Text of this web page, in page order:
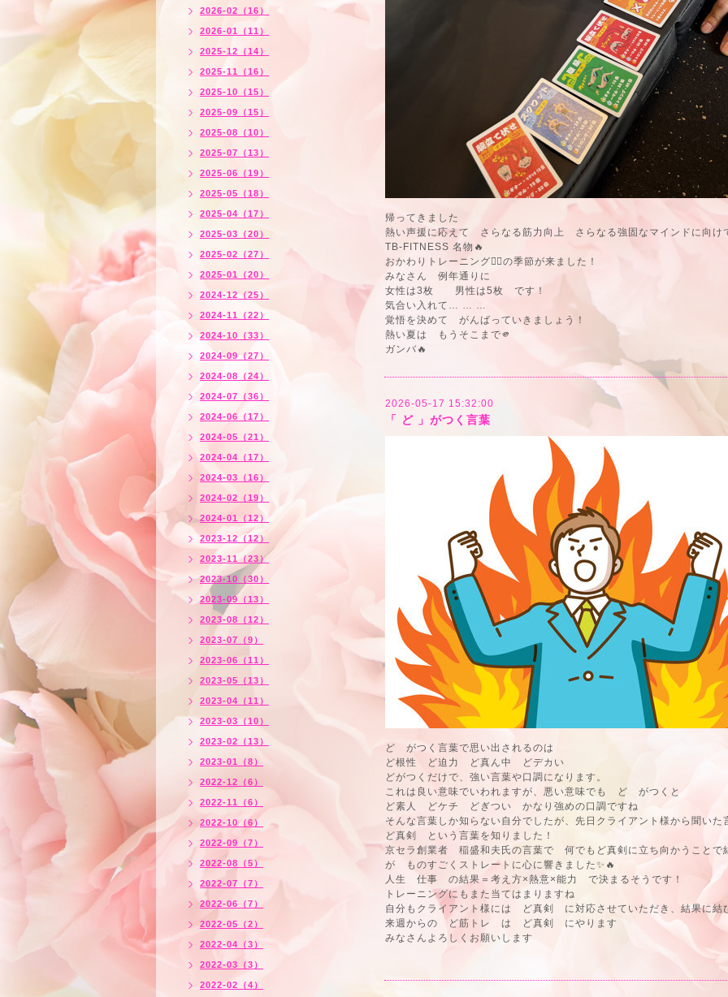
帰ってきました
熱い声援に応えて さらなる筋力向上 さらなる強固なマインドに向け
TB-FITNESS 名物🔥
おかわりトレーニング🏋️‍♀️の季節が来ました！
みなさん 例年通りに
女性は3枚 男性は5枚 です！
気合い入れて… … …
覚悟を決めて がんばっていきましょう！
熱い夏は もうそこまで🫵
ガンバ🔥
2026-05-17 15:32:00
「 ど 」がつく言葉
ど がつく言葉で思い出されるのは
ど根性 ど迫力 ど真ん中 どデカい
どがつくだけで、強い言葉や口調になります。
これは良い意味でいわれますが、悪い意味でも ど がつくと
ど素人 どケチ どぎつい かなり強めの口調ですね
そんな言葉しか知らない自分でしたが、先日クライアント様から聞いた
ど真剣 という言葉を知りました！
京セラ創業者 稲盛和夫氏の言葉で 何でもど真剣に立ち向かうこと
が ものすごくストレートに心に響きました✨🔥
人生 仕事 の結果＝考え方×熱意×能力 で決まるそうです！
トレーニングにもまた当てはまりますね
自分もクライアント様には ど真剣 に対応させていただき、結果に結
来週からの ど筋トレ は ど真剣 にやります
みなさんよろしくお願いします
2026-02（16）
2026-01（11）
2025-12（14）
2025-11（16）
2025-10（15）
2025-09（15）
2025-08（10）
2025-07（13）
2025-06（19）
2025-05（18）
2025-04（17）
2025-03（20）
2025-02（27）
2025-01（20）
2024-12（25）
2024-11（22）
2024-10（33）
2024-09（27）
2024-08（24）
2024-07（36）
2024-06（17）
2024-05（21）
2024-04（17）
2024-03（16）
2024-02（19）
2024-01（12）
2023-12（12）
2023-11（23）
2023-10（30）
2023-09（13）
2023-08（12）
2023-07（9）
2023-06（11）
2023-05（13）
2023-04（11）
2023-03（10）
2023-02（13）
2023-01（8）
2022-12（6）
2022-11（6）
2022-10（6）
2022-09（7）
2022-08（5）
2022-07（7）
2022-06（7）
2022-05（2）
2022-04（3）
2022-03（3）
2022-02（4）